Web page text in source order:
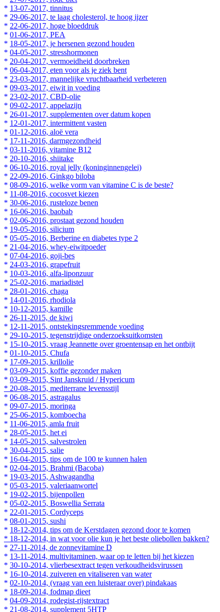
* 13-07-2017, tinnitus
* 29-06-2017, te laag cholesterol, te hoog ijzer
* 22-06-2017, hoge bloeddruk
* 01-06-2017, PEA
* 18-05-2017, je hersenen gezond houden
* 04-05-2017, stresshormonen
* 20-04-2017, vermoeidheid doorbreken
* 06-04-2017, eten voor als je ziek bent
* 23-03-2017, mannelijke vruchtbaarheid verbeteren
* 09-03-2017, eiwit in voeding
* 23-02-2017, CBD-olie
* 09-02-2017, appelazijn
* 26-01-2017, supplementen over datum kopen
* 12-01-2017, intermittent vasten
* 01-12-2016, aloë vera
* 17-11-2016, darmgezondheid
* 03-11-2016, vitamine B12
* 20-10-2016, shiitake
* 06-10-2016, royal jelly (koninginnengelei)
* 22-09-2016, Ginkgo biloba
* 08-09-2016, welke vorm van vitamine C is de beste?
* 11-08-2016, cocosvet kiezen
* 30-06-2016, rusteloze benen
* 16-06-2016, baobab
* 02-06-2016, prostaat gezond houden
* 19-05-2016, silicium
* 05-05-2016, Berberine en diabetes type 2
* 21-04-2016, whey-eiwitpoeder
* 07-04-2016, goji-bes
* 24-03-2016, grapefruit
* 10-03-2016, alfa-liponzuur
* 25-02-2016, mariadistel
* 28-01-2016, chaga
* 14-01-2016, rhodiola
* 10-12-2015, kamille
* 26-11-2015, de kiwi
* 12-11-2015, ontstekingsremmende voeding
* 29-10-2015, tegenstrijdige onderzoeksuitkomsten
* 15-10-2015, vraag Jeannette over groentensap en het ontbijt
* 01-10-2015, Chufa
* 17-09-2015, krillolie
* 03-09-2015, koffie gezonder maken
* 03-09-2015, Sint Janskruid / Hypericum
* 20-08-2015, mediterrane levensstijl
* 06-08-2015, astragalus
* 09-07-2015, moringa
* 25-06-2015, komboecha
* 11-06-2015, amla fruit
* 28-05-2015, het ei
* 14-05-2015, salvestrolen
* 30-04-2015, salie
* 16-04-2015, tips om de 100 te kunnen halen
* 02-04-2015, Brahmi (Bacoba)
* 19-03-2015, Ashwagandha
* 05-03-2015, valeriaanwortel
* 19-02-2015, bijenpollen
* 05-02-2015, Boswellia Serrata
* 22-01-2015, Cordyceps
* 08-01-2015, sushi
* 18-12-2014, tips om de Kerstdagen gezond door te komen
* 18-12-2014, in wat voor olie kun je het beste oliebollen bakken?
* 27-11-2014, de zonnevitamine D
* 13-11-2014, multivitaminen, waar op te letten bij het kiezen
* 30-10-2014, vlierbesextract tegen verkoudheidsvirussen
* 16-10-2014, zuiveren en vitaliseren van water
* 02-10-2014, (vraag van een luisteraar over) pindakaas
* 18-09-2014, fodmap dieet
* 04-09-2014, rodegist-rijstextract
* 21-08-2014, supplement 5HTP